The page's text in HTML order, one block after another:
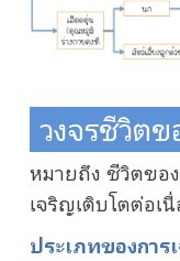
วงจรชีวิตข
หมายถึง ชีวิตขอ
เจริญเติบโตต่อเนื่
ประเภทของกา